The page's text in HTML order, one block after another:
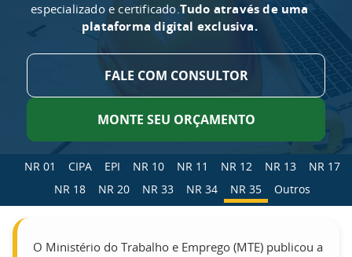
especializado e certificado.Tudo através de uma
plataforma digital exclusiva.
FALE COM CONSULTOR
MONTE SEU ORÇAMENTO
NR 01 CIPA EPI NR 10 NR 11 NR 12 NR 13
NR 17
NR 18
NR 20 NR 33 NR 34 NR 35 Outros
O Ministério do Trabalho e Emprego (MTE) publicou a